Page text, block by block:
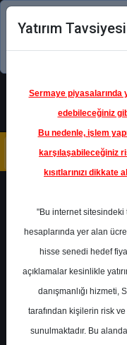
Şimdi
MAVI
Hedef
Getiri
Yatırım
Sermaye piyasalarında
edebileceğiniz
Bu nedenle, işlem
karşılaşabileceğiniz
kısıtlarınızı
"Bu internet sitesindeki
hesaplarında yer alan
hisse senedi hedef
açıklamalar kesinlikle
danışmanlığı hizmeti,
tarafından kişilerin risk
sunulmaktadır. Bu